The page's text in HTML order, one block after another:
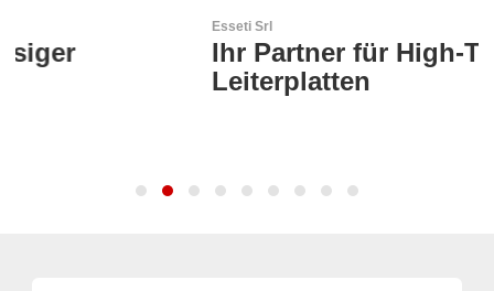
Ihr Partner für High-Tech-
Leiterplatten